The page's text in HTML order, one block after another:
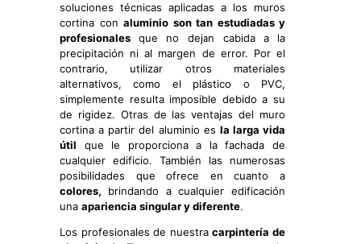
soluciones técnicas aplicadas a los muros
cortina con aluminio son tan estudiadas y
profesionales que no dejan cabida a la
precipitación ni al margen de error. Por el
contrario, utilizar otros materiales
alternativos, como el plástico o PVC,
simplemente resulta imposible debido a su
de rigidez. Otras de las ventajas del muro
cortina a partir del aluminio es la larga vida
útil que le proporciona a la fachada de
cualquier edificio. También las numerosas
posibilidades que ofrece en cuanto a
colores, brindando a cualquier edificación
una apariencia singular y diferente.
Los profesionales de nuestracarpintería de